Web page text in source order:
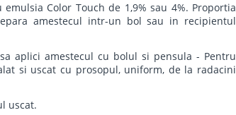
Color Touch de 1,9% sau 4%. Proportia
amestecul intr-un bol sau in recipientul
aplici amestecul cu bolul si pensula - Pentru
si uscat cu prosopul, uniform, de la radacini
uscat.